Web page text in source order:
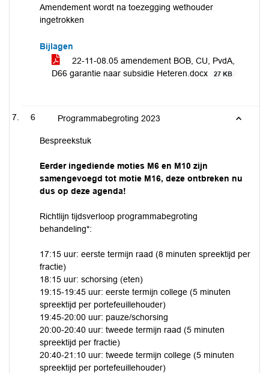
Amendement wordt na toezegging wethouder
ingetrokken
Bijlagen
22-11-08.05 amendement BOB, CU, PvdA,
D66 garantie naar subsidie Heteren.docx
27 KB
6 Programmabegroting 2023
Bespreekstuk
Eerder ingediende moties M6 en M10 zijn
samengevoegd tot motie M16, deze ontbreken nu
dus op deze agenda!
Richtlijn tijdsverloop programmabegroting
behandeling*:
17:15 uur: eerste termijn raad (8 minuten spreektijd per
fractie)
18:15 uur: schorsing (eten)
19:15-19:45 uur: eerste termijn college (5 minuten
spreektijd per portefeuillehouder)
19:45-20:00 uur: pauze/schorsing
20:00-20:40 uur: tweede termijn raad (5 minuten
spreektijd per fractie)
20:40-21:10 uur: tweede termijn college (5 minuten
spreektijd per portefeuillehouder)